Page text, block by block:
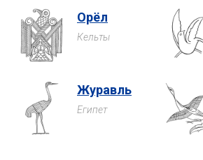
Орёл
Кельты
Журавль
Египет